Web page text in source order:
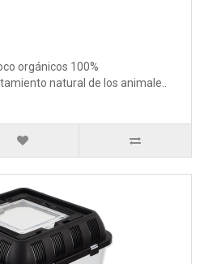
orgánicos 100%
natural de los animale..